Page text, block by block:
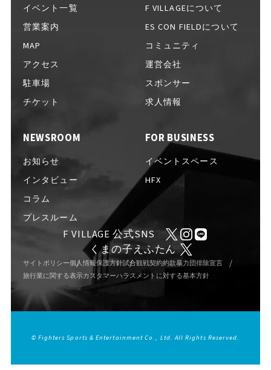
GOODS
EVENTS イベント一覧
NEWS お知らせ
INTERVIEW インタビュー
COLUMNS コラム
FAQ よくある質問
イベント一覧
営業案内
MAP
アクセス
駐車場
チケット
NEWSROOM
お知らせ
インタビュー
コラム
プレスルーム
F VILLAGEについて
ES CON FIELDについて
コミュニティ
運営会社
スポンサー
求人情報
FOR BUSINESS
イベントスペース
HFX
F VILLAGE 公式SNS
くまの子えふたん
サイトポリシー個人情報保護方針試合観戦契約約款暴力団排除宣言
旅行業に関する表示カスタマーハラスメントに対する基本方針
© Fighters Sports & Entertainment Co., Ltd. All Rights Reserved.